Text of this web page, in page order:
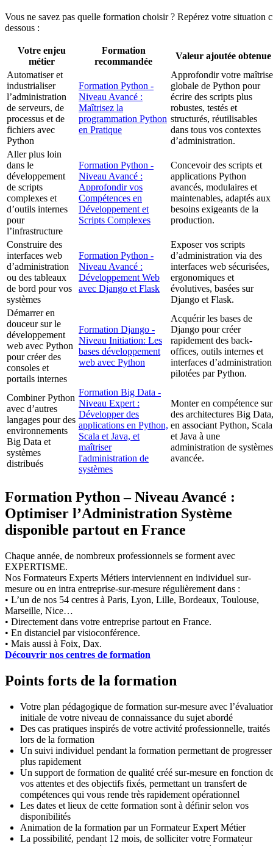
Vous ne savez pas quelle formation choisir ? Repérez votre situation
dessous :
Votre enjeu
métier
Formation
recommandée
Valeur ajoutée obtenue
Automatiser et
industrialiser
l’administration
de serveurs, de
processus et de
fichiers avec
Python
Formation Python -
Niveau Avancé :
Maîtrisez la
programmation Python
en Pratique
Approfondir votre maîtrise
globale de Python pour
écrire des scripts plus
robustes, testés et
structurés, réutilisables
dans tous vos contextes
d’administration.
Aller plus loin
dans le
développement
de scripts
complexes et
d’outils internes
pour
l’infrastructure
Formation Python -
Niveau Avancé :
Approfondir vos
Compétences en
Développement et
Scripts Complexes
Concevoir des scripts et
applications Python
avancés, modulaires et
maintenables, adaptés aux
besoins exigeants de la
production.
Construire des
interfaces web
d’administration
ou des tableaux
de bord pour vos
systèmes
Formation Python -
Niveau Avancé :
Développement Web
avec Django et Flask
Exposer vos scripts
d’administration via des
interfaces web sécurisées,
ergonomiques et
évolutives, basées sur
Django et Flask.
Démarrer en
douceur sur le
développement
web avec Python
pour créer des
consoles et
portails internes
Formation Django -
Niveau Initiation: Les
bases développement
web avec Python
Acquérir les bases de
Django pour créer
rapidement des back-
offices, outils internes et
interfaces d’administration
pilotées par Python.
Combiner Python
avec d’autres
langages pour des
environnements
Big Data et
systèmes
distribués
Formation Big Data -
Niveau Expert :
Développer des
applications en Python,
Scala et Java, et
maîtriser
l'administration de
systèmes
Monter en compétence sur
des architectures Big Data,
en associant Python, Scala
et Java à une
administration de systèmes
avancée.
Formation Python – Niveau Avancé :
Optimiser l’Administration Système
disponible partout en France
Chaque année, de nombreux professionnels se forment avec
EXPERTISME.
Nos Formateurs Experts Métiers interviennent en individuel sur-
mesure ou en intra entreprise-sur-mesure régulièrement dans :
• L’un de nos 54 centres à Paris, Lyon, Lille, Bordeaux, Toulouse,
Marseille, Nice…
• Directement dans votre entreprise partout en France.
• En distanciel par visioconférence.
• Mais aussi à Foix, Dax.
Découvrir nos centres de formation
Points forts de la formation
Votre plan pédagogique de formation sur-mesure avec
initiale de votre niveau de connaissance du sujet abordé
Des cas pratiques inspirés de votre activité professionnelle, traités
lors de la formation
Un suivi individuel pendant la formation permettant de progresser
plus rapidement
Un support de formation de qualité créé sur-mesure en fonction
vos attentes et des objectifs fixés, permettant un transfert de
compétences qui vous rende très rapidement opérationnel
Les dates et lieux de cette formation sont à définir selon vos
disponibilités
Animation de la formation par un Formateur Expert Métier
La possibilité, pendant 12 mois, de solliciter votre Formateur